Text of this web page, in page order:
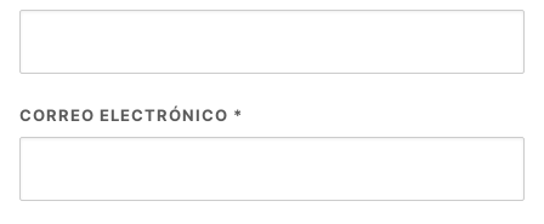
CORREO ELECTRÓNICO *